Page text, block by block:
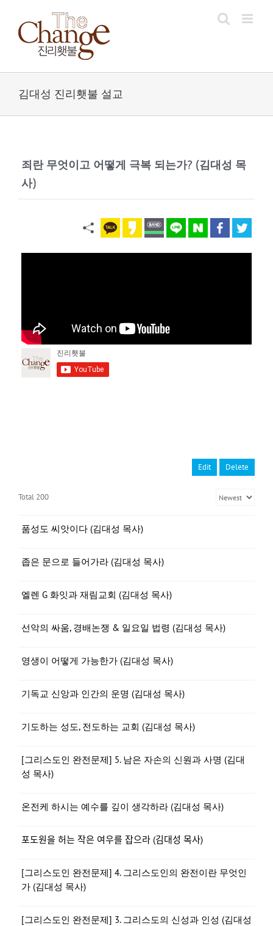
content
김대성 진리횃불 설교
죄란 무엇이고 어떻게 극복 되는가? (김대성 목
사)
Edit Delete
Total 200
품성도 씨앗이다 (김대성 목사)
좁은 문으로 들어가라 (김대성 목사)
엘렌 G 화잇과 재림교회 (김대성 목사)
선악의 싸움, 경배논쟁 & 일요일 법령 (김대성 목사)
영생이 어떻게 가능한가 (김대성 목사)
기독교 신앙과 인간의 운명 (김대성 목사)
기도하는 성도, 전도하는 교회 (김대성 목사)
[그리스도인 완전문제] 5. 남은 자손의 신원과 사명 (김대
성 목사)
온전케 하시는 예수를 깊이 생각하라 (김대성 목사)
포도원을 허는 작은 여우를 잡으라 (김대성 목사)
[그리스도인 완전문제] 4. 그리스도인의 완전이란 무엇인
가 (김대성 목사)
[그리스도인 완전문제] 3. 그리스도의 신성과 인성 (김대성